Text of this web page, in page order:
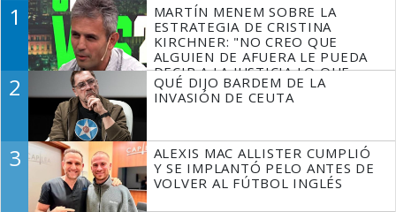
1
MARTÍN MENEM SOBRE LA
ESTRATEGIA DE CRISTINA
KIRCHNER: "NO CREO QUE
ALGUIEN DE AFUERA LE PUEDA
DECIR A LA JUSTICIA LO QUE
TIENE QUE HACER"
2
QUÉ DIJO BARDEM DE LA
INVASIÓN DE CEUTA
3
ALEXIS MAC ALLISTER CUMPLIÓ
Y SE IMPLANTÓ PELO ANTES DE
VOLVER AL FÚTBOL INGLÉS